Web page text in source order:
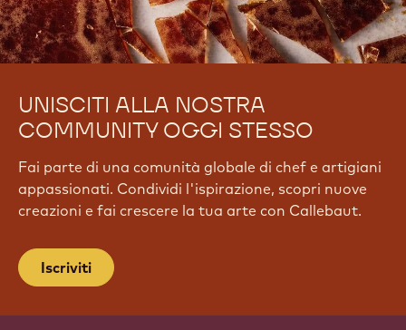
UNISCITI ALLA NOSTRA
COMMUNITY OGGI STESSO
Fai parte di una comunità globale di chef e artigiani
appassionati. Condividi l'ispirazione, scopri nuove
creazioni e fai crescere la tua arte con Callebaut.
Iscriviti